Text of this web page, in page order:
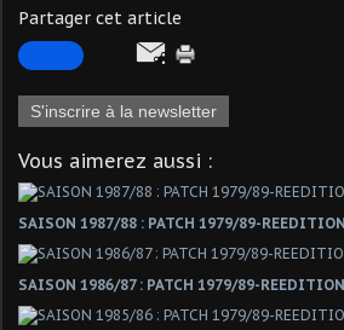
Partager cet article
S'inscrire à la newsletter
Vous aimerez aussi :
SAISON 1987/88 : PATCH 1979/89-
SAISON 1986/87 : PATCH 1979/89-